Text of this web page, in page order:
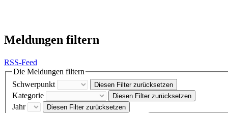
Meldungen filtern
RSS-Feed
Die Meldungen filtern
Schwerpunkt
Diesen Filter zurücksetzen
Kategorie Diesen Filter zurücksetzen
Jahr Diesen Filter zurücksetzen